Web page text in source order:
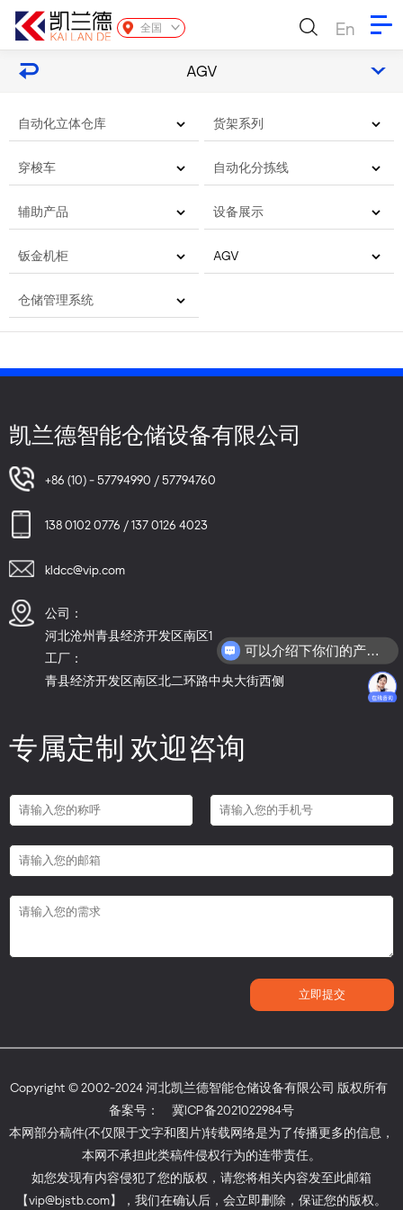
全国 En
AGV
自动化立体仓库 货架系列
穿梭车 自动化分拣线
辅助产品 设备展示
钣金机柜 AGV
仓储管理系统
凯兰德智能仓储设备有限公司
+86 (10) - 57794990 / 57794760
138 0102 0776 / 137 0126 4023
kldcc@vip.com
公司：
河北沧州青县经济开发区南区1
工厂：
青县经济开发区南区北二环路中央大街西侧
专属定制 欢迎咨询
Copyright © 2002-2024 河北凯兰德智能仓储设备有限公司 版权所有
备案号：
冀ICP备2021022984号
本网部分稿件(不仅限于文字和图片)转载网络是为了传播更多的信息，
本网不承担此类稿件侵权行为的连带责任。
如您发现有内容侵犯了您的版权，请您将相关内容发至此邮箱
【vip@bjstb.com】，我们在确认后，会立即删除，保证您的版权。
可以介绍下你们的产品么？